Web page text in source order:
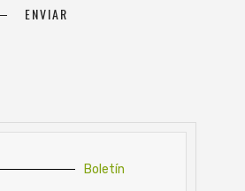
Boletín